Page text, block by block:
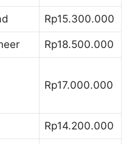
Rp15.300.000
Rp18.500.000
Rp17.000.000
Rp14.200.000